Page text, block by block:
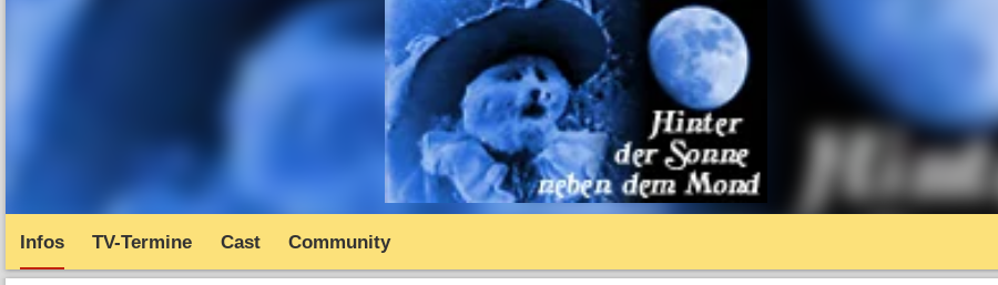
Infos TV-Termine Cast Community